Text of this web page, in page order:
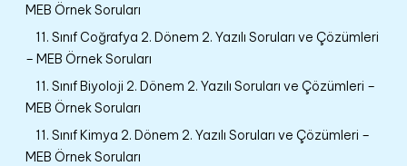
MEB Örnek Soruları
11. Sınıf Coğrafya 2. Dönem 2. Yazılı Soruları ve Çözümleri
– MEB Örnek Soruları
11. Sınıf Biyoloji 2. Dönem 2. Yazılı Soruları ve Çözümleri –
MEB Örnek Soruları
11. Sınıf Kimya 2. Dönem 2. Yazılı Soruları ve Çözümleri –
MEB Örnek Soruları